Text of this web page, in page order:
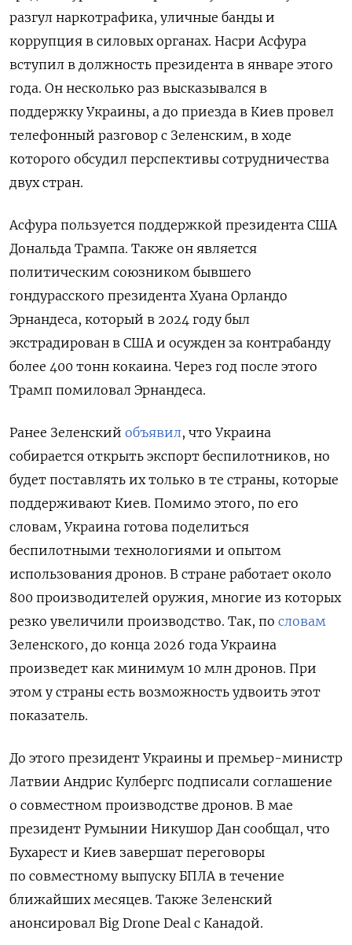
разгул наркотрафика, уличные банды и
коррупция в силовых органах. Насри Асфура
вступил в должность президента в январе этого
года. Он несколько раз высказывался в
поддержку Украины, а до приезда в Киев провел
телефонный разговор с Зеленским, в ходе
которого обсудил перспективы сотрудничества
двух стран.
Асфура пользуется поддержкой президента США
Дональда Трампа. Также он является
политическим союзником бывшего
гондурасского президента Хуана Орландо
Эрнандеса, который в 2024 году был
экстрадирован в США и осужден за контрабанду
более 400 тонн кокаина. Через год после этого
Трамп помиловал Эрнандеса.
Ранее Зеленский объявил, что Украина
собирается открыть экспорт беспилотников, но
будет поставлять их только в те страны, которые
поддерживают Киев. Помимо этого, по его
словам, Украина готова поделиться
беспилотными технологиями и опытом
использования дронов. В стране работает около
800 производителей оружия, многие из которых
резко увеличили производство. Так, по словам
Зеленского, до конца 2026 года Украина
произведет как минимум 10 млн дронов. При
этом у страны есть возможность удвоить этот
показатель.
До этого президент Украины и премьер-министр
Латвии Андрис Кулбергс подписали соглашение
о совместном производстве дронов. В мае
президент Румынии Никушор Дан сообщал, что
Бухарест и Киев завершат переговоры
по совместному выпуску БПЛА в течение
ближайших месяцев. Также Зеленский
анонсировал Big Drone Deal с Канадой.